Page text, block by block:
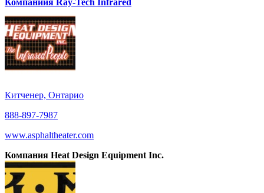
Компаниия Ray-Tech Infrared
Китченер, Онтарио
888-897-7987
www.asphaltheater.com
Компания Heat Design Equipment Inc.